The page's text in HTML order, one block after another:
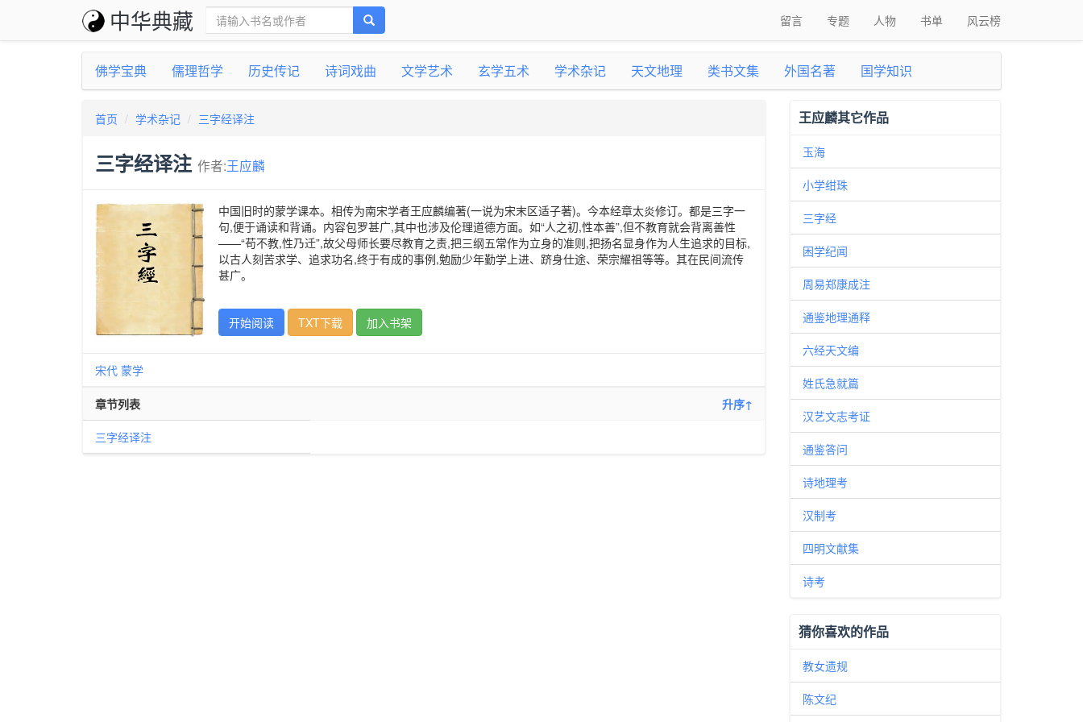
中华典藏 留言 专题 人物 书单 风云榜
佛学宝典 儒理哲学 历史传记 诗词戏曲 文学艺术 玄学五术 学术杂记 天文地理 类书文集 外国名著 国学知识
首页 学术杂记 三字经译注
三字经译注 作者:王应麟
中国旧时的蒙学课本。相传为南宋学者王应麟编著(一说为宋末区适子著)。今本经章太炎修订。都是三字一
句,便于诵读和背诵。内容包罗甚广,其中也涉及伦理道德方面。如“人之初,性本善”,但不教育就会背离善性
——“苟不教,性乃迁”,故父母师长要尽教育之责,把三纲五常作为立身的准则,把扬名显身作为人生追求的目标,
以古人刻苦求学、追求功名,终于有成的事例,勉励少年勤学上进、跻身仕途、荣宗耀祖等等。其在民间流传
甚广。
开始阅读 TXT下载 加入书架
宋代 蒙学
章节列表 升序↑
三字经译注
王应麟其它作品
玉海
小学绀珠
三字经
困学纪闻
周易郑康成注
通鉴地理通释
六经天文编
姓氏急就篇
汉艺文志考证
通鉴答问
诗地理考
汉制考
四明文献集
诗考
猜你喜欢的作品
教女遗规
陈文纪